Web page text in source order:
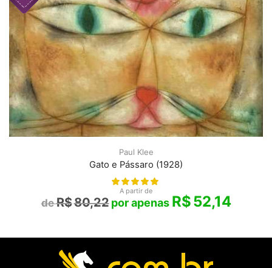
Paul Klee
Gato e Pássaro (1928)
A partir de
R$80,22 R$52,14